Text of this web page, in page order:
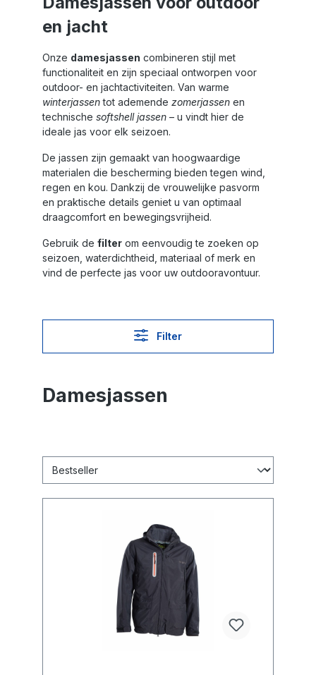
en jacht
Onze damesjassen combineren stijl met
functionaliteit en zijn speciaal ontworpen voor
outdoor- en jachtactiviteiten. Van warme
winterjassentot ademende zomerjassen en
technische softshell jassen – u vindt hier de
ideale jas voor elk seizoen.
De jassen zijn gemaakt van hoogwaardige
materialen die bescherming bieden tegen wind,
regen en kou. Dankzij de vrouwelijke pasvorm
en praktische details geniet u van optimaal
draagcomfort en bewegingsvrijheid.
Gebruik de filter om eenvoudig te zoeken op
seizoen, waterdichtheid, materiaal of merk en
vind de perfecte jas voor uw outdooravontuur.
Filter
Damesjassen